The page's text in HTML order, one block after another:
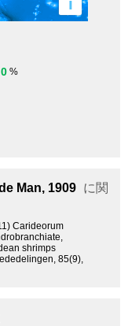
0 %
Man, 1909 に関
Carideorum
shrimps
85(9),